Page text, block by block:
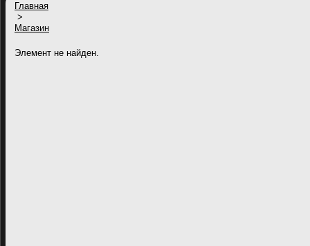
Главная
>
Магазин
Элемент не найден.